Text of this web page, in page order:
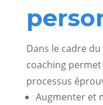
Dans le cadre
coaching
processus
Augmenter et